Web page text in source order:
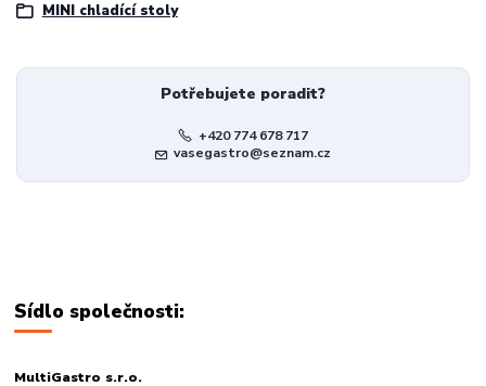
MINI chladící stoly
Potřebujete poradit?
+420 774 678 717
vasegastro@seznam.cz
Sídlo společnosti:
MultiGastro s.r.o.